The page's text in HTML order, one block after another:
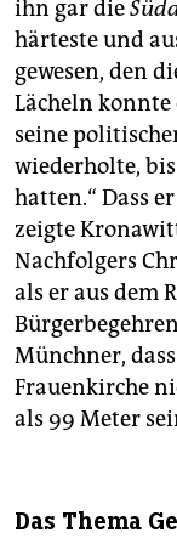
ihn gar die
härteste und
gewesen, den
Lächeln konnte
seine
wiederholte,
hatten.“ Dass
zeigte
Nachfolgers
als er aus dem
Münchner,
Frauenkirche
als 99 Meter
Das Thema